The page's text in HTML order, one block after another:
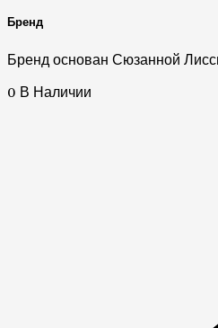
Бренд
Бренд основан Сюзанной
0 В Наличии